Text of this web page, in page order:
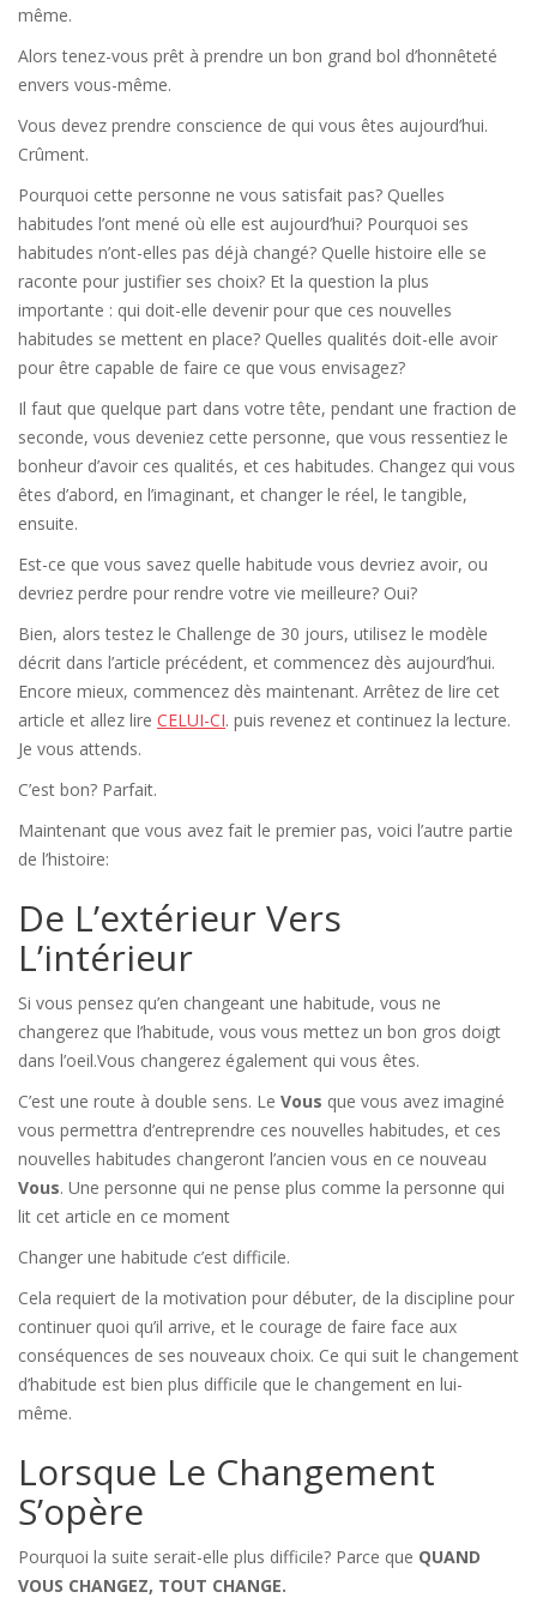
même.
Alors tenez-vous prêt à prendre un bon grand bol d’honnêteté
envers vous-même.
Vous devez prendre conscience de qui vous êtes aujourd’hui.
Crûment.
Pourquoi cette personne ne vous satisfait pas? Quelles
habitudes l’ont mené où elle est aujourd’hui? Pourquoi ses
habitudes n’ont-elles pas déjà changé? Quelle histoire elle se
raconte pour justifier ses choix? Et la question la plus
importante : qui doit-elle devenir pour que ces nouvelles
habitudes se mettent en place? Quelles qualités doit-elle avoir
pour être capable de faire ce que vous envisagez?
Il faut que quelque part dans votre tête, pendant une fraction de
seconde, vous deveniez cette personne, que vous ressentiez le
bonheur d’avoir ces qualités, et ces habitudes. Changez qui vous
êtes d’abord, en l’imaginant, et changer le réel, le tangible,
ensuite.
Est-ce que vous savez quelle habitude vous devriez avoir, ou
devriez perdre pour rendre votre vie meilleure? Oui?
Bien, alors testez le Challenge de 30 jours, utilisez le modèle
décrit dans l’article précédent, et commencez dès aujourd’hui.
Encore mieux, commencez dès maintenant. Arrêtez de lire cet
article et allez lire CELUI-CI. puis revenez et continuez la lecture.
Je vous attends.
C’est bon? Parfait.
Maintenant que vous avez fait le premier pas, voici l’autre partie
de l’histoire:
De L’extérieur Vers
L’intérieur
Si vous pensez qu’en changeant une habitude, vous ne
changerez que l’habitude, vous vous mettez un bon gros doigt
dans l’oeil.Vous changerez également qui vous êtes.
C’est une route à double sens. Le Vous que vous avez imaginé
vous permettra d’entreprendre ces nouvelles habitudes, et ces
nouvelles habitudes changeront l’ancien vous en ce nouveau
Vous. Une personne qui ne pense plus comme la personne qui
lit cet article en ce moment
Changer une habitude c’est difficile.
Cela requiert de la motivation pour débuter, de la discipline pour
continuer quoi qu’il arrive, et le courage de faire face aux
conséquences de ses nouveaux choix. Ce qui suit le changement
d’habitude est bien plus difficile que le changement en lui-
même.
Lorsque Le Changement
S’opère
Pourquoi la suite serait-elle plus difficile? Parce que QUAND
VOUS CHANGEZ, TOUT CHANGE.